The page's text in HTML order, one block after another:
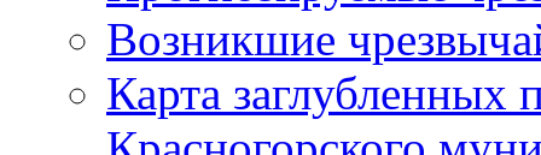
Возникшие
Карта